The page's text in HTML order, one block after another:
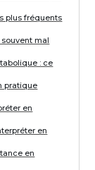
plus fréquents
mal
: ce
pratique
en
en
en